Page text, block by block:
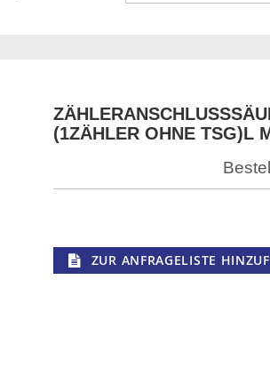
1ZÄHLER OHNE TSG)L
ZUR ANFRAGELISTE